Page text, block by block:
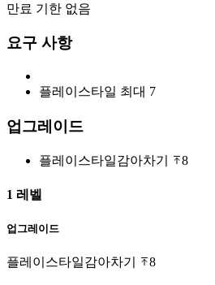
만료 기한 없음
요구 사항
플레이스타일 최대 7
업그레이드
플레이스타일감아차기 8
1 레벨
업그레이드
플레이스타일감아차기 8